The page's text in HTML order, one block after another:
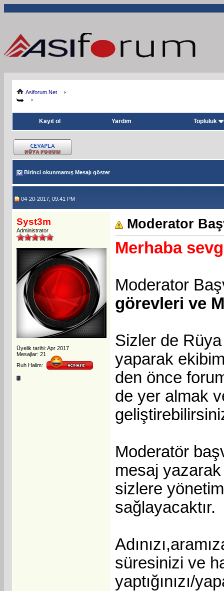
Asiforum.Net
Kayıt ol Yardım Topluluk
Birinci okunmamış Mesajı göster
04-20-2017, 09:41 PM
Syst3m
Administrator
Üyelik tarihi: Apr 2017
Mesajlar: 21
Ruh Halim:
Moderator
Merhaba
Moderator
görevleri ve
Sizler de
yaparak
den önce
de yer almak
Moderatör
mesaj
sizlere
sağlayacaktır.
süresinizi ve
yaptığınızı/